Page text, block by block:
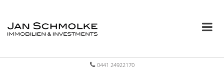
0441 24922170